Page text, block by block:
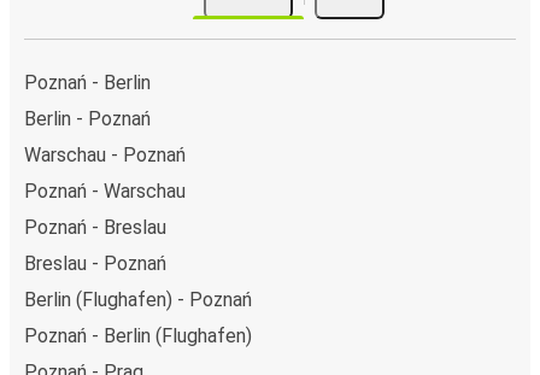
Poznań - Berlin
Berlin - Poznań
Warschau - Poznań
Poznań - Warschau
Poznań - Breslau
Breslau - Poznań
Berlin (Flughafen) - Poznań
Poznań - Berlin (Flughafen)